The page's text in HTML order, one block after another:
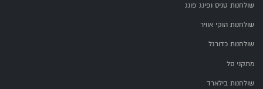
שולחנות טניס ופינג פונג
שולחנות הוקי אוויר
שולחנות כדורגל
מתקני סל
שולחנות בילארד